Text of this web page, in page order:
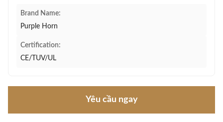
Brand Name:
Purple Horn
Certification:
CE/TUV/UL
Yêu cầu ngay